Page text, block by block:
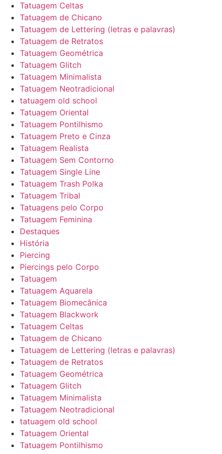
Tatuagem Celtas
Tatuagem de Chicano
Tatuagem de Lettering (letras e palavras)
Tatuagem de Retratos
Tatuagem Geométrica
Tatuagem Glitch
Tatuagem Minimalista
Tatuagem Neotradicional
tatuagem old school
Tatuagem Oriental
Tatuagem Pontilhismo
Tatuagem Preto e Cinza
Tatuagem Realista
Tatuagem Sem Contorno
Tatuagem Single Line
Tatuagem Trash Polka
Tatuagem Tribal
Tatuagens pelo Corpo
Tatuagem Feminina
Destaques
História
Piercing
Piercings pelo Corpo
Tatuagem
Tatuagem Aquarela
Tatuagem Biomecânica
Tatuagem Blackwork
Tatuagem Celtas
Tatuagem de Chicano
Tatuagem de Lettering (letras e palavras)
Tatuagem de Retratos
Tatuagem Geométrica
Tatuagem Glitch
Tatuagem Minimalista
Tatuagem Neotradicional
tatuagem old school
Tatuagem Oriental
Tatuagem Pontilhismo